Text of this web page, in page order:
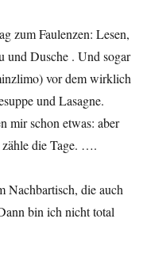
zum Faulenzen: Lesen,
und Dusche . Und sogar
vor dem wirklich
und Lasagne.
mir schon etwas: aber
zähle die Tage. ….
Nachbartisch, die auch
bin ich nicht total